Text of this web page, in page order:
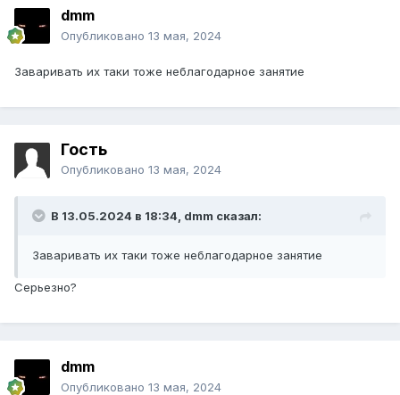
dmm
Опубликовано 13 мая, 2024
Заваривать их таки тоже неблагодарное занятие
Гость
Опубликовано 13 мая, 2024
В 13.05.2024 в 18:34, dmm сказал:
Заваривать их таки тоже неблагодарное занятие
Серьезно?
dmm
Опубликовано 13 мая, 2024